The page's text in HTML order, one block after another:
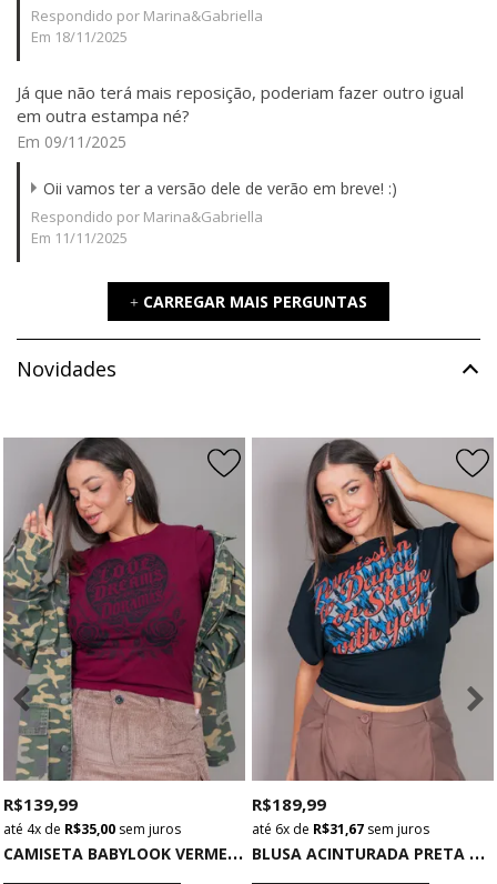
Respondido por Marina&Gabriella
Em 18/11/2025
Já que não terá mais reposição, poderiam fazer outro igual
em outra estampa né?
Em 09/11/2025
Oii vamos ter a versão dele de verão em breve! :)
Respondido por Marina&Gabriella
Em 11/11/2025
+ CARREGAR MAIS PERGUNTAS
Novidades
C
AMISETA BABYLOOK VERMELHA LOVE DREAMS
R$ 139,99
4x de R$ 35,00 sem juros
B
LUSA ACINTURADA PRETA PERMISSION
R$ 189,99
6x de R$ 31,67 sem juros